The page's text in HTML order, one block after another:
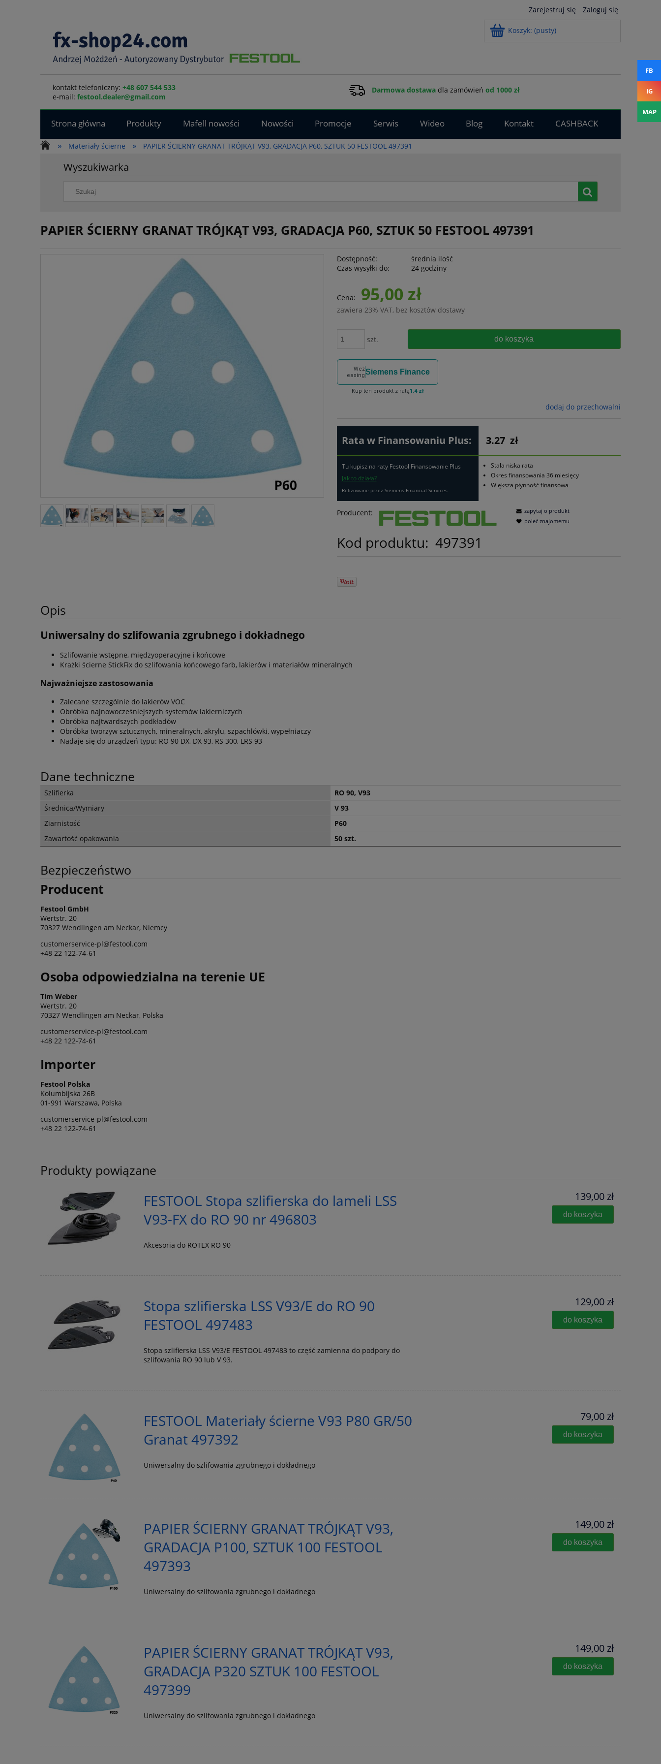
Zarejestruj się Zaloguj się
Koszyk: (pusty)
kontakt telefoniczny: +48 607 544 533
e-mail: festool.dealer@gmail.com
Darmowa dostawadla zamówień od 1000 zł
Strona główna Produkty Mafell nowości Nowości Promocje Serwis Wideo Blog Kontakt
CASHBACK
»
Materiały ścierne » PAPIER ŚCIERNY GRANAT TRÓJKĄT V93, GRADACJA P60, SZTUK 50 FESTOOL 497391
Wyszukiwarka
PAPIER ŚCIERNY GRANAT TRÓJKĄT V93, GRADACJA P60, SZTUK 50 FESTOOL 497391
Dostępność:
średnia ilość
Czas wysyłki do:
24 godziny
Cena: 95,00 zł
zawiera 23% VAT, bez kosztów dostawy
szt. do koszyka
Weź
leasingSiemens Finance
Kup ten produkt z ratą1.4 zł
dodaj do przechowalni
Rata w Finansowaniu Plus: 3.27 zł
Tu kupisz na raty Festool Finansowanie Plus
Jak to działa?
Relizowane przez Siemens Financial Services
Stała niska rata
Okres finansowania 36 miesięcy
Większa płynność finansowa
Producent:
Kod produktu: 497391
zapytaj o produkt
poleć znajomemu
Opis
Uniwersalny do szlifowania zgrubnego i dokładnego
Szlifowanie wstępne, międzyoperacyjne i końcowe
Krażki ścierne StickFix do szlifowania końcowego farb, lakierów i materiałów mineralnych
Najważniejsze zastosowania
Zalecane szczególnie do lakierów VOC
Obróbka najnowocześniejszych systemów lakierniczych
Obróbka najtwardszych podkładów
Obróbka tworzyw sztucznych, mineralnych, akrylu, szpachlówki, wypełniaczy
Nadaje się do urządzeń typu: RO 90 DX, DX 93, RS 300, LRS 93
Dane techniczne
Szlifierka
RO 90, V93
Średnica/Wymiary
V 93
Ziarnistość
P60
Zawartość opakowania
50 szt.
Bezpieczeństwo
Producent
Festool GmbH
Wertstr. 20
70327 Wendlingen am Neckar, Niemcy
customerservice-pl@festool.com
+48 22 122-74-61
Osoba odpowiedzialna na terenie UE
Tim Weber
Wertstr. 20
70327 Wendlingen am Neckar, Polska
customerservice-pl@festool.com
+48 22 122-74-61
Importer
Festool Polska
Kolumbijska 26B
01-991 Warszawa, Polska
customerservice-pl@festool.com
+48 22 122-74-61
Produkty powiązane
FESTOOL Stopa szlifierska do lameli LSS
V93-FX do RO 90 nr 496803
Akcesoria do ROTEX RO 90
139,00 zł
do koszyka
Stopa szlifierska LSS V93/E do RO 90
FESTOOL 497483
Stopa szlifierska LSS V93/E FESTOOL 497483 to część zamienna do podpory do
szlifowania RO 90 lub V 93.
129,00 zł
do koszyka
FESTOOL Materiały ścierne V93 P80 GR/50
Granat 497392
Uniwersalny do szlifowania zgrubnego i dokładnego
79,00 zł
do koszyka
PAPIER ŚCIERNY GRANAT TRÓJKĄT V93,
GRADACJA P100, SZTUK 100 FESTOOL
497393
Uniwersalny do szlifowania zgrubnego i dokładnego
149,00 zł
do koszyka
PAPIER ŚCIERNY GRANAT TRÓJKĄT V93,
GRADACJA P320 SZTUK 100 FESTOOL
497399
Uniwersalny do szlifowania zgrubnego i dokładnego
149,00 zł
do koszyka
FB
IG
MAP